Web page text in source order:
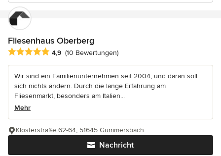
Fliesenhaus Oberberg
Durchschnittliche Bewertung: 4.9 von 5 Sternen
4,9 (10 Bewertungen)
Wir sind ein Familienunternehmen seit 2004, und daran soll
sich nichts ändern. Durch die lange Erfahrung am
Fliesenmarkt, besonders am Italien...
Mehr
Nachricht
Klosterstraße 62-64, 51645 Gummersbach